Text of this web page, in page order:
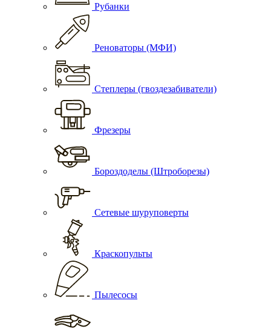
Рубанки
Реноваторы (МФИ)
Степлеры (гвоздезабиватели)
Фрезеры
Бороздоделы (Штроборезы)
Сетевые шуруповерты
Краскопульты
Пылесосы